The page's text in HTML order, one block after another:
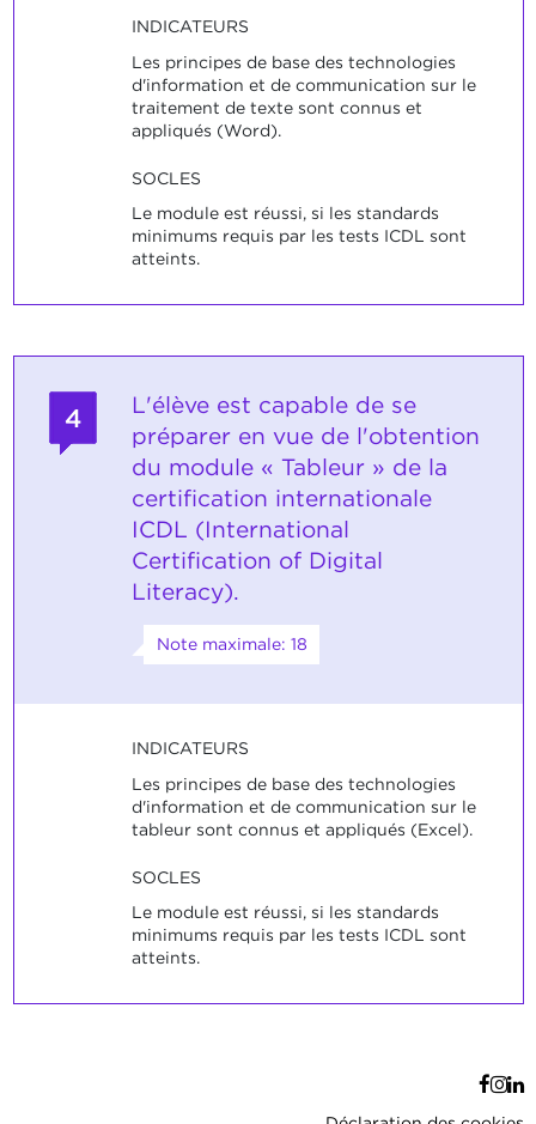
INDICATEURS
Les principes de base des technologies
d'information et de communication sur le
traitement de texte sont connus et
appliqués (Word).
SOCLES
Le module est réussi, si les standards
minimums requis par les tests ICDL sont
atteints.
4
L'élève est capable de se
préparer en vue de l'obtention
du module « Tableur » de la
certification internationale
ICDL (International
Certification of Digital
Literacy).
Note maximale: 18
INDICATEURS
Les principes de base des technologies
d'information et de communication sur le
tableur sont connus et appliqués (Excel).
SOCLES
Le module est réussi, si les standards
minimums requis par les tests ICDL sont
atteints.